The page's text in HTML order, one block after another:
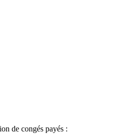
de congés payés :